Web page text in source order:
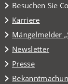
Besuchen Sie
(Öffnet
in
einem
neuen
Tab)
Karriere
Mängelmelder
(Öffnet
in
einem
neuen
Tab)
Newsletter
Presse